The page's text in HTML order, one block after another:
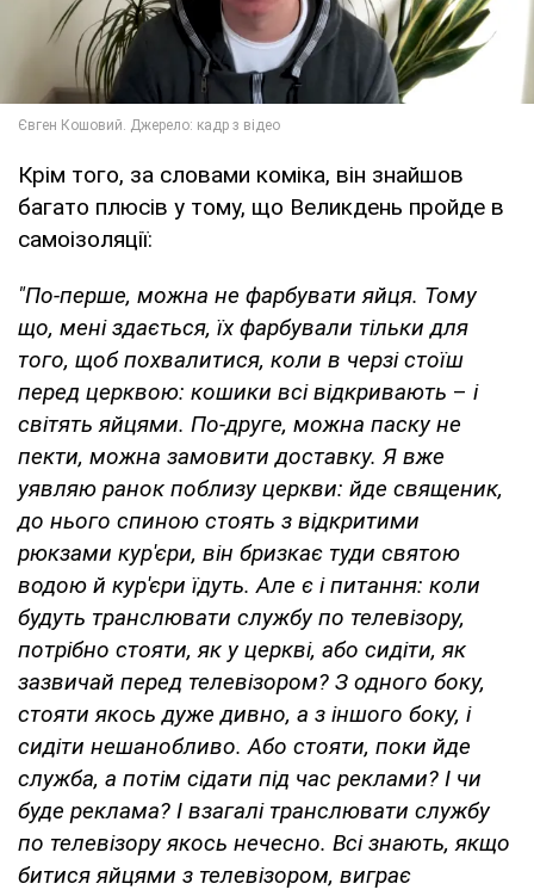
Крім того, за словами коміка, він знайшов
багато плюсів у тому, що Великдень пройде в
самоізоляції:
"По-перше, можна не фарбувати яйця. Тому
що, мені здається, їх фарбували тільки для
того, щоб похвалитися, коли в черзі стоїш
перед церквою: кошики всі відкривають – і
світять яйцями. По-друге, можна паску не
пекти, можна замовити доставку. Я вже
уявляю ранок поблизу церкви: йде священик,
до нього спиною стоять з відкритими
рюкзами кур'єри, він бризкає туди святою
водою й кур'єри їдуть. Але є і питання: коли
будуть транслювати службу по телевізору,
потрібно стояти, як у церкві, або сидіти, як
зазвичай перед телевізором? З одного боку,
стояти якось дуже дивно, а з іншого боку, і
сидіти нешанобливо. Або стояти, поки йде
служба, а потім сідати під час реклами? І чи
буде реклама? І взагалі транслювати службу
по телевізору якось нечесно. Всі знають, якщо
битися яйцями з телевізором, виграє